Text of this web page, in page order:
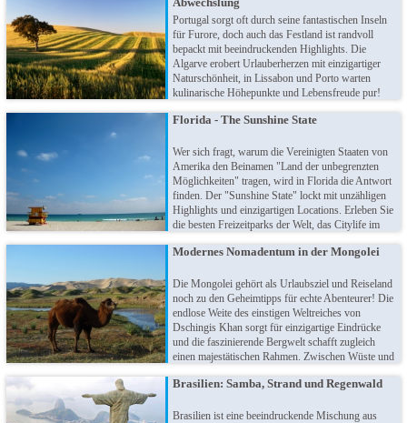
romantischen Inselparadies. Ni sa moce (auf
Wiedersehen) in Fiji!
Portugal sorgt oft durch seine fantastischen Inseln
für Furore, doch auch das Festland ist randvoll
bepackt mit beeindruckenden Highlights. Die
Algarve erobert Urlauberherzen mit einzigartiger
Naturschönheit, in Lissabon und Porto warten
kulinarische Höhepunkte und Lebensfreude pur!
einem Glas leckeren Portwein, erkunden Sie
Naturreservat der Troja-Halbinsel. Portugal ist ein
echtes Traumziel!
Florida - The Sunshine State
Wer sich fragt, warum die Vereinigten Staaten von
Amerika den Beinamen "Land der unbegrenzten
Möglichkeiten" tragen, wird in Florida die Antwort
finden. Der "Sunshine State" lockt mit unzähligen
Highlights und einzigartigen Locations. Erleben Sie
die besten Freizeitparks der Welt, das Citylife im
traumhaften Sonnenuntergängen entlang der Keys..
Modernes Nomadentum in der Mongolei
Die Mongolei gehört als Urlaubsziel und Reiseland
noch zu den Geheimtipps für echte Abenteurer! Die
endlose Weite des einstigen Weltreiches von
Dschingis Khan sorgt für einzigartige Eindrücke
und die faszinierende Bergwelt schafft zugleich
einen majestätischen Rahmen. Zwischen Wüste und
oder Termindruck schnell in Vergessenheit. Es ist
auch eine Reise zu sich selbst.
Brasilien: Samba, Strand und Regenwald
Brasilien ist eine beeindruckende Mischung aus